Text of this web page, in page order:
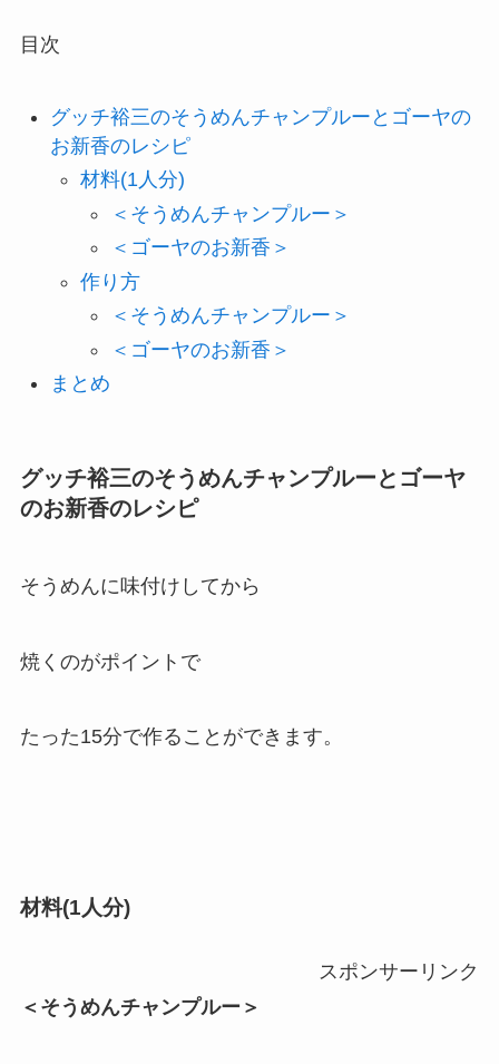
目次
グッチ裕三のそうめんチャンプルーとゴーヤの
お新香のレシピ
材料(1人分)
＜そうめんチャンプルー＞
＜ゴーヤのお新香＞
作り方
＜そうめんチャンプルー＞
＜ゴーヤのお新香＞
まとめ
グッチ裕三のそうめんチャンプルーとゴーヤ
のお新香のレシピ
そうめんに味付けしてから
焼くのがポイントで
たった15分で作ることができます。
材料(1人分)
スポンサーリンク
＜そうめんチャンプルー＞